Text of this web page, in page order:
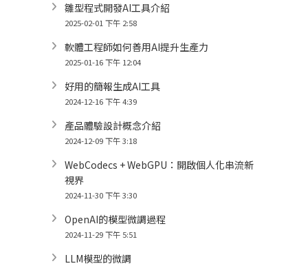
雛型程式開發AI工具介紹
2025-02-01 下午 2:58
軟體工程師如何善用AI提升生產力
2025-01-16 下午 12:04
好用的簡報生成AI工具
2024-12-16 下午 4:39
產品體驗設計概念介紹
2024-12-09 下午 3:18
WebCodecs + WebGPU：開啟個人化串流新
視界
2024-11-30 下午 3:30
OpenAI的模型微調過程
2024-11-29 下午 5:51
LLM模型的微調